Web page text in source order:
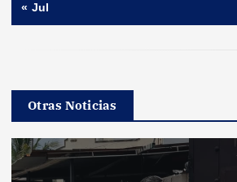
« Jul
Otras Noticias